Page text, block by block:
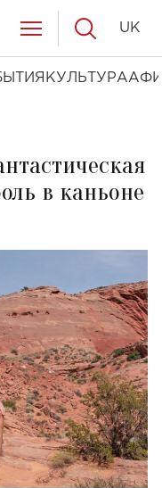
КУЛЬТУРА
UK
в каньоне